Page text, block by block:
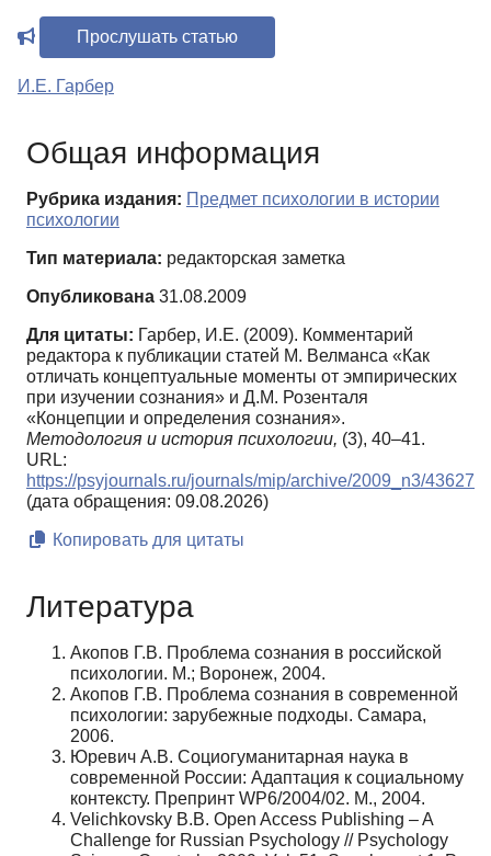
Прослушать статью
И.Е. Гарбер
Общая информация
Рубрика издания: Предмет психологии в истории
психологии
Тип материала: редакторская заметка
Опубликована 31.08.2009
Для цитаты: Гарбер, И.Е. (2009). Комментарий
редактора к публикации статей М. Велманса «Как
отличать концептуальные моменты от эмпирических
при изучении сознания» и Д.М. Розенталя
«Концепции и определения сознания».
Методология и история психологии, (3), 40–41.
URL:
https://psyjournals.ru/journals/mip/archive/2009_n3/43627
(дата обращения: 09.08.2026)
Копировать для цитаты
Литература
Акопов Г.В. Проблема сознания в российской
психологии. М.; Воронеж, 2004.
Акопов Г.В. Проблема сознания в современной
психологии: зарубежные подходы. Самара,
2006.
Юревич А.В. Социогуманитарная наука в
современной России: Адаптация к социальному
контексту. Препринт WP6/2004/02. М., 2004.
Velichkovsky B.B. Open Access Publishing – A
Challenge for Russian Psychology // Psychology